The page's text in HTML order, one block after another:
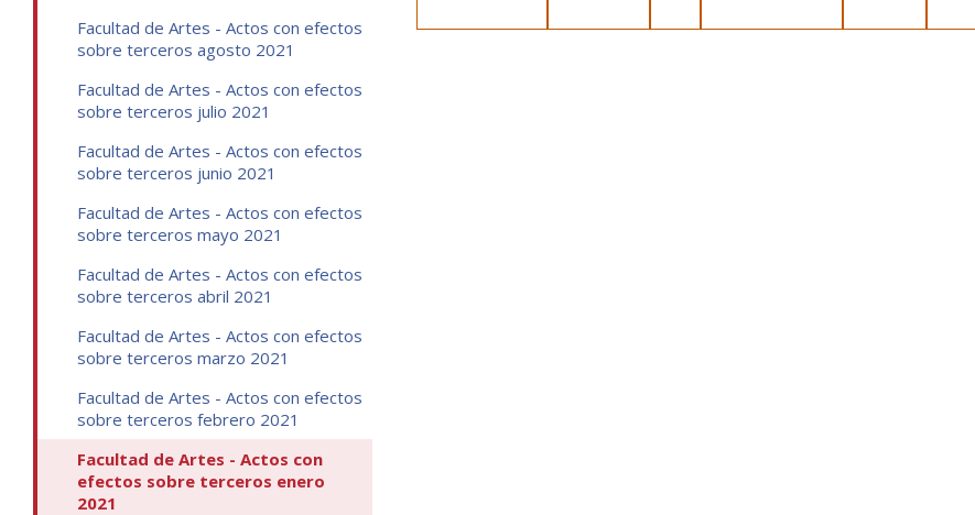
Facultad de Artes - Actos con efectos
sobre terceros agosto 2021
Facultad de Artes - Actos con efectos
sobre terceros julio 2021
Facultad de Artes - Actos con efectos
sobre terceros junio 2021
Facultad de Artes - Actos con efectos
sobre terceros mayo 2021
Facultad de Artes - Actos con efectos
sobre terceros abril 2021
Facultad de Artes - Actos con efectos
sobre terceros marzo 2021
Facultad de Artes - Actos con efectos
sobre terceros febrero 2021
Facultad de Artes - Actos con
efectos sobre terceros enero
2021